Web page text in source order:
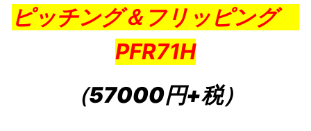
ピッチング＆フリッピング
PFR71H
（57000円+税）